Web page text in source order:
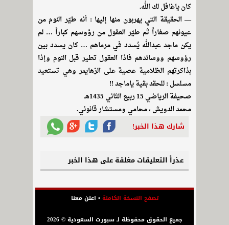
كان ياغافل لك الله.
— الحقيقة التي يهربون منها إليها : أنه طيّر النوم من
عيونهم صغاراً ثم طيّر العقول من رؤوسهم كباراً … لم
يكن ماجد عبدالله يُسدد في مرماهم … كان يسدد بين
رؤوسهم ووسائدهم فاذا العقول تطير قبل النوم وإذا
بذاكرتهم الظلامية عصية على الزهايمر وهي تستعيد
مسلسل : للحقد بقية ياماجد !!
صحيفة الرياضي 15 ربيع الثاني 1435هـ
محمد الدويش ، محامي ومستشار قانوني.
شارك هذا الخبر!
عذراً التعليقات مغلقة على هذا الخبر
تصفح النسخة الكاملة• اعلن معنا
جميع الحقوق محفوظة لـ سبورت السعودية © 2026